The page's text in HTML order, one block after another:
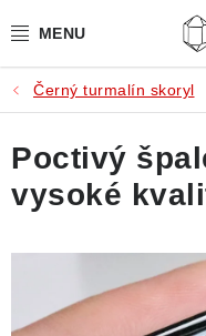
na
PŘÍRODNÍ KAMENY
BROUŠENÉ KAMENY
MISTROVSKÉ
ŠPERKY S KAMENY
SLEVY
Černý turmalín skoryl
Poctivý
vysoké